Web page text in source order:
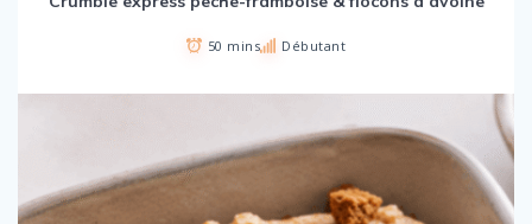
50 mins Débutant